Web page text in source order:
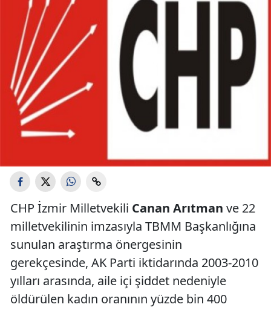
CHP İzmir Milletvekili Canan Arıtman ve 22
milletvekilinin imzasıyla TBMM Başkanlığına
sunulan araştırma önergesinin
gerekçesinde, AK Parti iktidarında 2003-2010
yılları arasında, aile içi şiddet nedeniyle
öldürülen kadın oranının yüzde bin 400